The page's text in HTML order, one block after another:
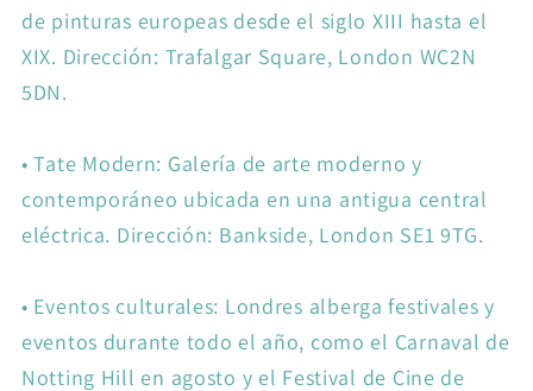
de pinturas europeas desde el siglo XIII hasta el
XIX. Dirección: Trafalgar Square, London WC2N
5DN.
• Tate Modern: Galería de arte moderno y
contemporáneo ubicada en una antigua central
eléctrica. Dirección: Bankside, London SE1 9TG.
• Eventos culturales: Londres alberga festivales y
eventos durante todo el año, como el Carnaval de
Notting Hill en agosto y el Festival de Cine de